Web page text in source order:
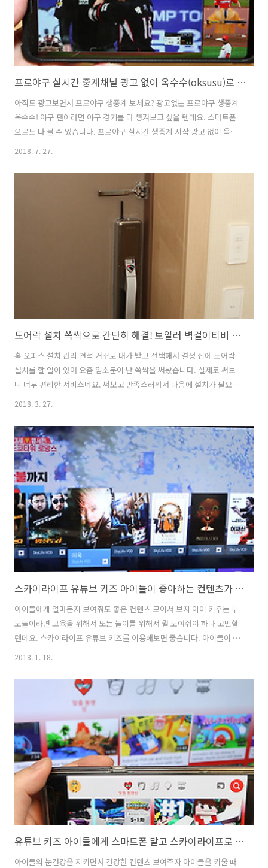
프로야구 실시간 중계채널 광고 없이 옥수수(oksusu)로 보자
아직도 광고보면서 프로야구 생중계 보세요? 광고없는 프로야구 생중계
옥수수! 야구 팬이라면 야구 경기를 다 챙겨보고 싶을 텐데요. 스마트폰
으로도 다 볼 수 있습니다. 프로야구 실시간 생중계 시작 광고 없이 옥수
수(oksusu)로 볼 수 있는데요. 통신3사 고객 누구나 무료로 바로 볼 수
의 광고가 나오고 시작하는데 반해서 옥수수에서는 시작 광고 없이 바로
중계가 시작됩니다. 동시화면을 통해서 5개의 화면을 볼 수 있는데요. 덕
분에 빠르게 넘겨보면서 놓치지 않고 모든 경기를 동시에 볼 수 도 있습
니다. 하나라도 놓치고 싶지 않은 분들께 좋은 서비스를 제공 하는데요.
시작 광고를 보지 않고, 프로야구 실시간 중계를 볼 수 있다는 점은 야..
2018. 7. 27.
도어락 설치 쓱싹으로 간단히 해결! 보일러 벽걸이티비 에어컨 설치도 가능
홈 오피스 설치 관리 견적 거꾸로 내가 받고 선택해서 결정 집에 도어락
설치를 할 일이 있어 요즘 입소문이 난 쓱싹을 써봤습니다. 실제로 써보
니 너무 편리한 서비스네요. 써보고 만족스러워서 다음에 설치가 필요하
면 다시 이용해볼 생각입니다. 도어락 설치 외에 보일러, 벽걸이티비, 에
면 좋은 점은, 설치요청자의 환경과 요구사항에 따라 견적요청을 하고,
여러 기사님들의 맞춤견적을 문자로 받아볼 수 있다는 점입니다. 그중 마
음에 드는 견적을 선택해 전화해서 진행 하면 되는데요. 실제로 제가 써
본봐로 너무 마음에 들었습니다. 쓱싹을 쓰기 전 도어락 교체 설치 때문
에 집 주변 여러 곳에 전화를 해 봤는데, 그라인더로 갈아내야 하는 작업
이 있다고 ..
2018. 3. 27.
스카이라이프 유튜브 키즈 아이들이 좋아하는 컨텐츠가 가득
아이들에게 얼마든지 보여줘도 좋은 컨텐츠 모아서 보자 아이 키우는 부
모들이라면 교육을 위해서 또는 놀이를 위해서 뭘 보여줘야 하나 고민할
텐데요. 스카이라이프 유튜브 키즈를 이용해보면 좋습니다. 아이들이 좋
아하는 컨텐츠가 가득 있어서 고민하지 않고 보여줄 수 있습니다. 스카이
에서도 쉽고 간단하게 설치해서 볼 수 있습니다. 하지만 큰 화면을 통해
서 보면 더 재미있게 즐길 수 있습니다. 어린아이에게는 그 나이에 맞는
컨텐츠를 보여줄 필요가 있는데요. 이것을 알아서 다 선택하고 할 수 는
없지만 그래도 이렇게 괜찮은 컨텐츠가 모여있는 앱이 있으니 잘 활용해
보면 좋겠죠. 스카이라이프 UHD를 사용하고 있는데요. 홈으로 이동 후
아래에 보면 유튜브..
2018. 1. 18.
유튜브 키즈 아이들에게 스마트폰 말고 스카이라이프로 보여주자
아이들의 눈건강을 지키면서 건강한 컨텐츠 보여주자 아이들을 키울 때